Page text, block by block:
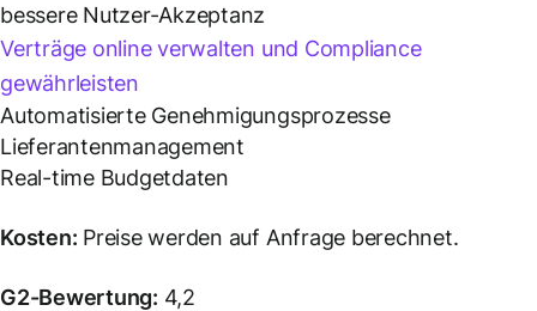
bessere Nutzer-Akzeptanz
Verträge online verwalten und Compliance
gewährleisten
Automatisierte Genehmigungsprozesse
Lieferantenmanagement
Real-time Budgetdaten
Kosten: Preise werden auf Anfrage berechnet.
G2-Bewertung: 4,2